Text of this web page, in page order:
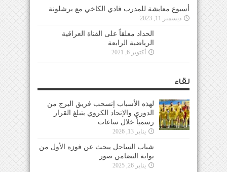
أسبوع معايشة للمدرب فادي الكاخي مع برشلونة
ديسمبر 11, 2023
الحداد معلقاً على القناة العراقية
الرياضية الرابعة
أكتوبر 6, 2021
لقاء
لهذه الأسباب إنسحب فريق البرج من
الدوري والإتحاد الكروي يتبلغ القرار
رسمياً خلال ساعات
يناير 13, 2026
شباب الساحل يبحث عن فوزه الأول من
بوابة التضامن صور
يناير 26, 2025